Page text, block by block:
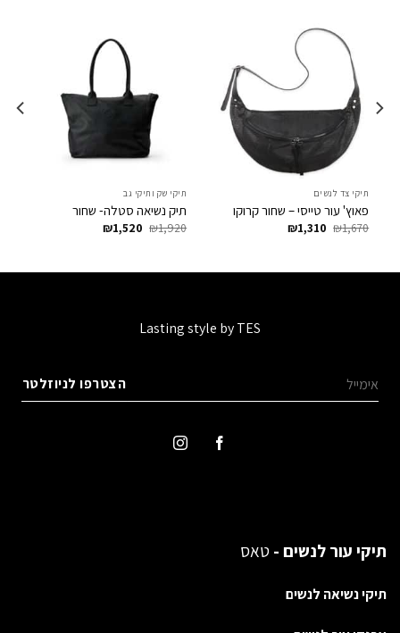
תיקי צד לנשים
פאוץ' עור טייסי – שחור קרוקו
₪1,670 המחיר
המקורי
₪1,310 המחיר
תיקי שק ותיקי גב
תיק נשיאה סטלה- שחור
₪1,920 המחיר
המקורי
₪1,520 המחיר
Lasting style by TES
תיקי עור לנשים -טאס
תיקי נשיאה לנשים